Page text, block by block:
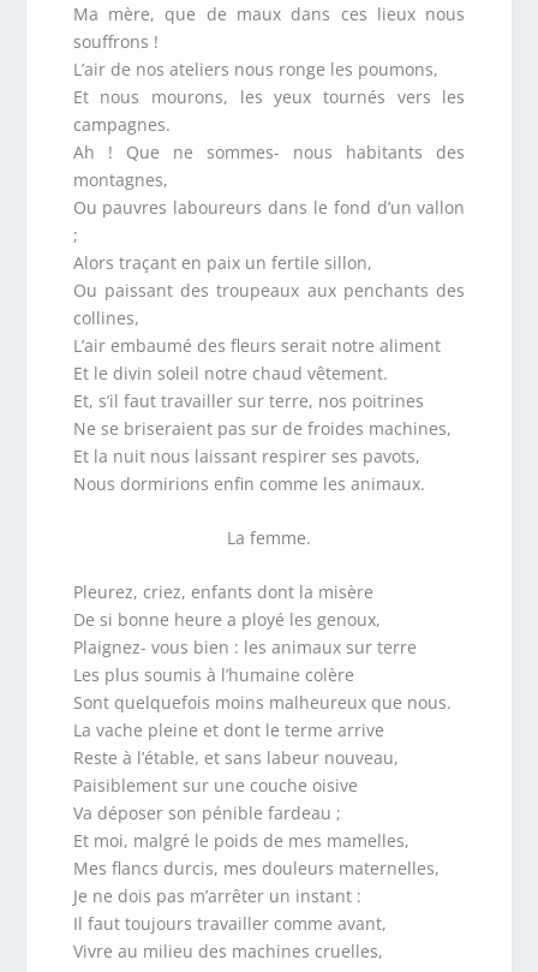
Ma mère, que de maux dans ces lieux nous
souffrons !
L’air de nos ateliers nous ronge les poumons,
Et nous mourons, les yeux tournés vers les
campagnes.
Ah ! Que ne sommes- nous habitants des
montagnes,
Ou pauvres laboureurs dans le fond d’un vallon
;
Alors traçant en paix un fertile sillon,
Ou paissant des troupeaux aux penchants des
collines,
L’air embaumé des fleurs serait notre aliment
Et le divin soleil notre chaud vêtement.
Et, s’il faut travailler sur terre, nos poitrines
Ne se briseraient pas sur de froides machines,
Et la nuit nous laissant respirer ses pavots,
Nous dormirions enfin comme les animaux.
La femme.
Pleurez, criez, enfants dont la misère
De si bonne heure a ployé les genoux,
Plaignez- vous bien : les animaux sur terre
Les plus soumis à l’humaine colère
Sont quelquefois moins malheureux que nous.
La vache pleine et dont le terme arrive
Reste à l’étable, et sans labeur nouveau,
Paisiblement sur une couche oisive
Va déposer son pénible fardeau ;
Et moi, malgré le poids de mes mamelles,
Mes flancs durcis, mes douleurs maternelles,
Je ne dois pas m’arrêter un instant :
Il faut toujours travailler comme avant,
Vivre au milieu des machines cruelles,